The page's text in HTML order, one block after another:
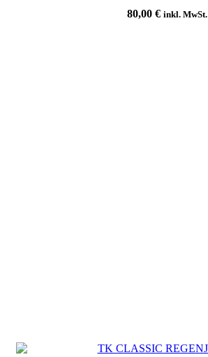
80,00 € inkl. MwSt.